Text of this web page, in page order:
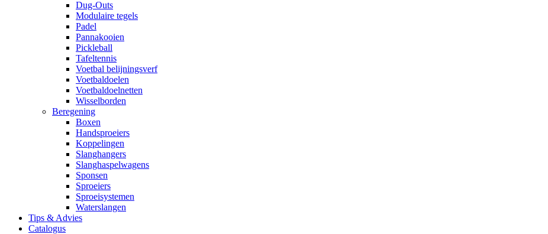
Dug-Outs
Modulaire tegels
Padel
Pannakooien
Pickleball
Tafeltennis
Voetbal belijningsverf
Voetbaldoelen
Voetbaldoelnetten
Wisselborden
Beregening
Boxen
Handsproeiers
Koppelingen
Slanghangers
Slanghaspelwagens
Sponsen
Sproeiers
Sproeisystemen
Waterslangen
Tips & Advies
Catalogus